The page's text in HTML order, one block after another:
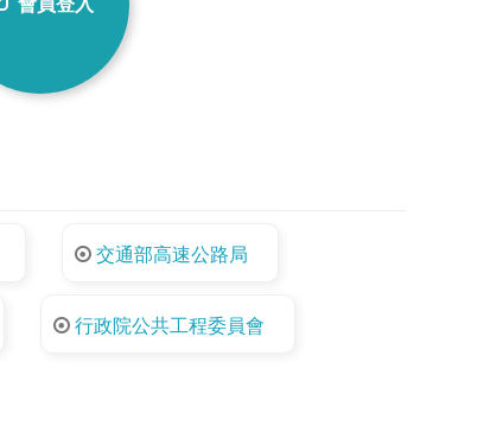
會員登入
交通部高速公路局
行政院公共工程委員會